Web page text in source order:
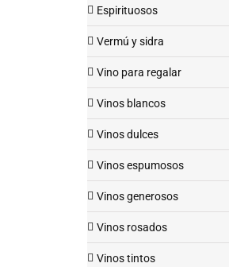
Espirituosos
Vermú y sidra
Vino para regalar
Vinos blancos
Vinos dulces
Vinos espumosos
Vinos generosos
Vinos rosados
Vinos tintos